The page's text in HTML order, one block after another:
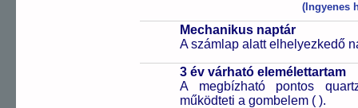
(Ingyenes
Mechanikus naptár
A számlap alatt elhelyezkedő
3 év várható elemélettartam
A megbízható pontos
működteti a gombelem ( ).